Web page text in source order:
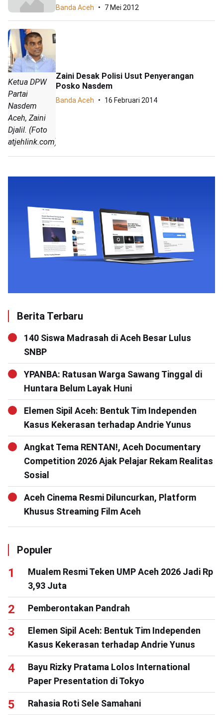
Banda Aceh 7 Mei 2012
Ketua DPW
Partai
Nasdem
Aceh, Zaini
Djalil. (Foto
atjehlink.com)
Zaini Desak Polisi Usut Penyerangan
Posko Nasdem
Banda Aceh 16 Februari 2014
Berita Terbaru
140 Siswa Madrasah di Aceh Besar Lulus
SNBP
YPANBA: Ratusan Warga Sawang Tinggal di
Huntara Belum Layak Huni
Elemen Sipil Aceh: Bentuk Tim Independen
Kasus Kekerasan terhadap Andrie Yunus
Angkat Tema RENTAN!, Aceh Documentary
Competition 2026 Ajak Pelajar Rekam Realitas
Sosial
Aceh Cinema Resmi Diluncurkan, Platform
Khusus Streaming Film Aceh
Populer
Mualem Resmi Teken UMP Aceh 2026 Jadi Rp
3,93 Juta
Pemberontakan Pandrah
Elemen Sipil Aceh: Bentuk Tim Independen
Kasus Kekerasan terhadap Andrie Yunus
Bayu Rizky Pratama Lolos International
Paper Presentation di Tokyo
Rahasia Roti Sele Samahani